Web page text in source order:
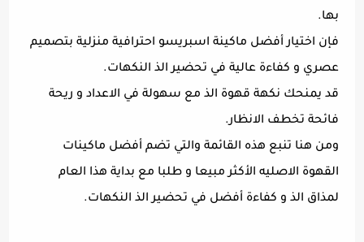
بها.
فإن اختيار أفضل ماكينة اسبريسو احترافية منزلية بتصميم
عصري و كفاءة عالية في تحضير الذ النكهات.
قد يمنحك نكهة قهوة الذ مع سهولة في الاعداد و ريحة
فائحة تخطف الانظار.
ومن هنا تنبع هذه القائمة والتي تضم أفضل ماكينات
القهوة الاصليه الأكثر مبيعا و طلبا مع بداية هذا العام
لمذاق الذ و كفاءة أفضل في تحضير الذ النكهات.